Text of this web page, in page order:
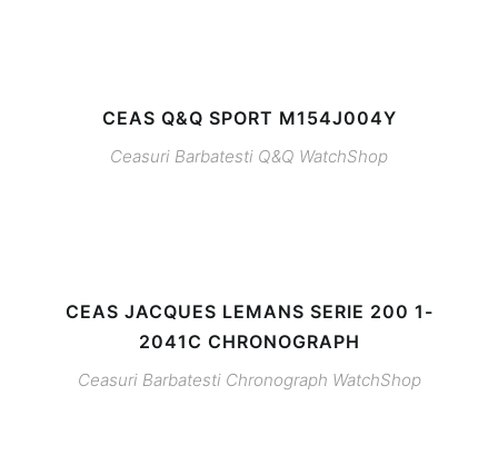
CEAS Q&Q SPORT M154J004Y
Ceasuri Barbatesti Q&Q WatchShop
CEAS JACQUES LEMANS SERIE 200 1-
2041C CHRONOGRAPH
Ceasuri Barbatesti Chronograph WatchShop